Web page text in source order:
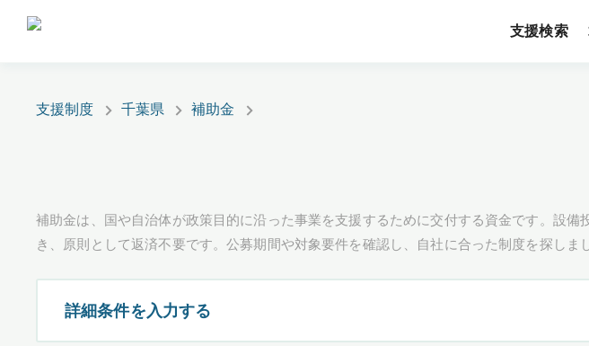
支援検索
支援制度 千葉県 補助金
補助金は、国や自治体が政策目的に沿った事業を支援するために交付する資金です。設
き、原則として返済不要です。公募期間や対象要件を確認し、自社に合った制度を探しま
詳細条件を入力する